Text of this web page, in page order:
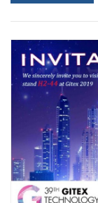
Exposições
NO.R1008.